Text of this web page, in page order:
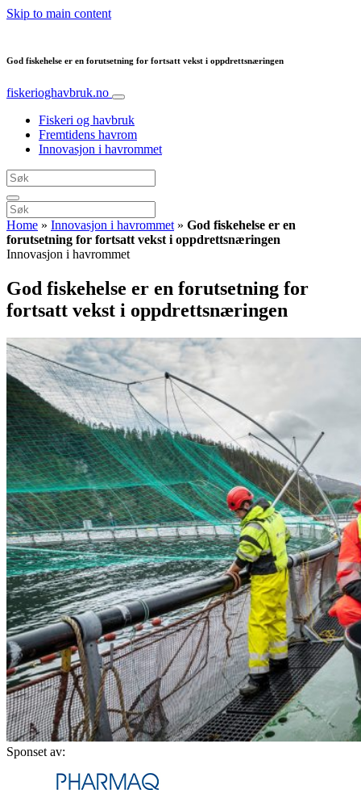
Skip to main content
God fiskehelse er en forutsetning for fortsatt vekst i oppdrettsnæringen
fiskerioghavbruk.no
Fiskeri og havbruk
Fremtidens havrom
Innovasjon i havrommet
Home » Innovasjon i havrommet » God fiskehelse er en
forutsetning for fortsatt vekst i oppdrettsnæringen
Innovasjon i havrommet
God fiskehelse er en forutsetning for
fortsatt vekst i oppdrettsnæringen
Sponset av: